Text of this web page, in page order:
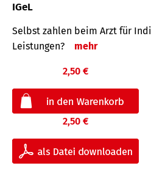
IGeL
Selbst zahlen beim Arzt für
Leis­tungen?
mehr
2,50 €
2,50 €